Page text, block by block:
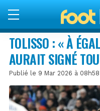
TOLISSO : « À
AURAIT SIGNÉ
Publié le 9 Mar 2026 à